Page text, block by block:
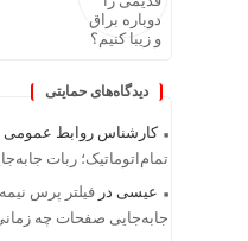
دیدگاه‌های حمایتی
کارشناس روابط عمومی
تمام‌اتوماتیک؛ ربات
عیسی در فیلتر پرس
جابه‌جایی صفحات چه